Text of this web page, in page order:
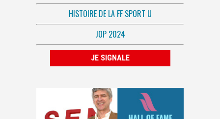
HISTOIRE DE LA FF SPORT U
JOP 2024
JE SIGNALE